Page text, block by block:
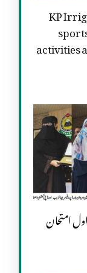
KP
activities
امتحان